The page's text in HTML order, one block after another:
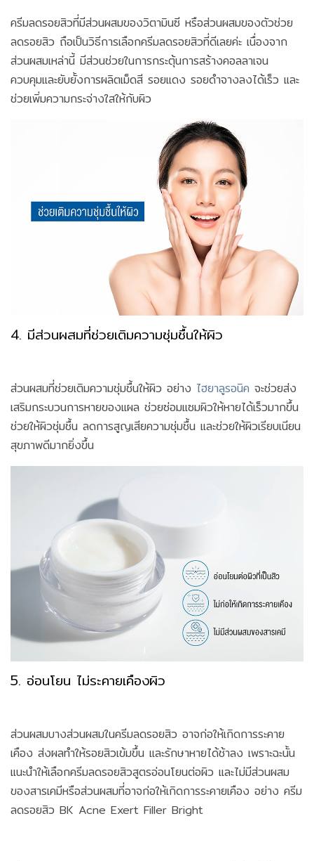
ครีมลดรอยสิวที่มีส่วนผสมของวิตามินซี หรือส่วนผสมของตัวช่วย
ลดรอยสิว ถือเป็นวิธีการเลือกครีมลดรอยสิวที่ดีเลยค่ะ เนื่องจาก
ส่วนผสมเหล่านี้ มีส่วนช่วยในการกระตุ้นการสร้างคอลลาเจน
ควบคุมและยับยั้งการผลิตเม็ดสี รอยแดง รอยดำจางลงได้เร็ว และ
ช่วยเพิ่มความกระจ่างใสให้กับผิว
4. มีส่วนผสมที่ช่วยเติมความชุ่มชื้นให้ผิว
ส่วนผสมที่ช่วยเติมความชุ่มชื้นให้ผิว อย่าง ไฮยาลูรอนิค จะช่วยส่ง
เสริมกระบวนการหายของแผล ช่วยซ่อมแซมผิวให้หายได้เร็วมากขึ้น
ช่วยให้ผิวชุ่มชื้น ลดการสูญเสียความชุ่มชื้น และช่วยให้ผิวเรียบเนียน
สุขภาพดีมากยิ่งขึ้น
5. อ่อนโยน ไม่ระคายเคืองผิว
ส่วนผสมบางส่วนผสมในครีมลดรอยสิว อาจก่อให้เกิดการระคาย
เคือง ส่งผลทำให้รอยสิวเข้มขึ้น และรักษาหายได้ช้าลง เพราะฉะนั้น
แนะนำให้เลือกครีมลดรอยสิวสูตรอ่อนโยนต่อผิว และไม่มีส่วนผสม
ของสารเคมีหรือส่วนผสมที่อาจก่อให้เกิดการระคายเคือง อย่าง ครีม
ลดรอยสิว BK Acne Exert Filler Bright